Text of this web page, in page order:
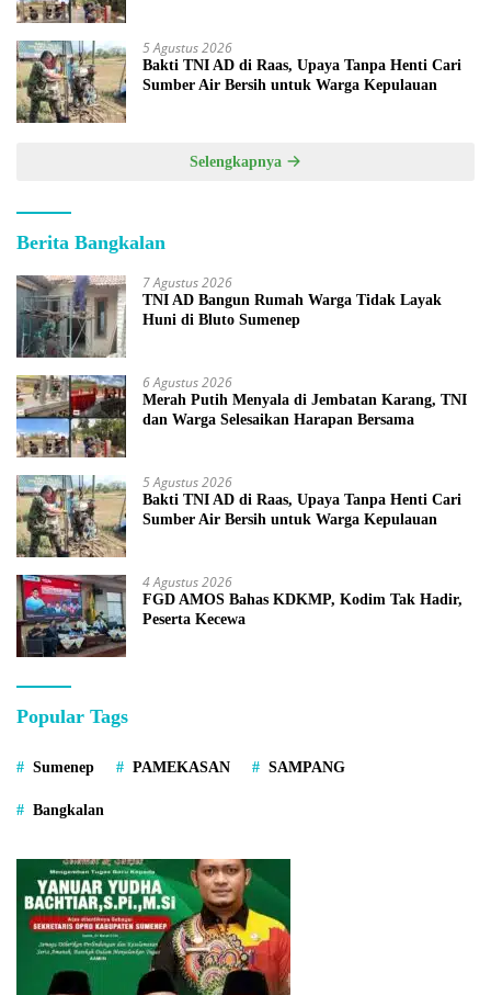
5 Agustus 2026
Bakti TNI AD di Raas, Upaya Tanpa Henti Cari
Sumber Air Bersih untuk Warga Kepulauan
Selengkapnya
Berita Bangkalan
7 Agustus 2026
TNI AD Bangun Rumah Warga Tidak Layak
Huni di Bluto Sumenep
6 Agustus 2026
Merah Putih Menyala di Jembatan Karang, TNI
dan Warga Selesaikan Harapan Bersama
5 Agustus 2026
Bakti TNI AD di Raas, Upaya Tanpa Henti Cari
Sumber Air Bersih untuk Warga Kepulauan
4 Agustus 2026
FGD AMOS Bahas KDKMP, Kodim Tak Hadir,
Peserta Kecewa
Popular Tags
Sumenep PAMEKASAN SAMPANG
Bangkalan